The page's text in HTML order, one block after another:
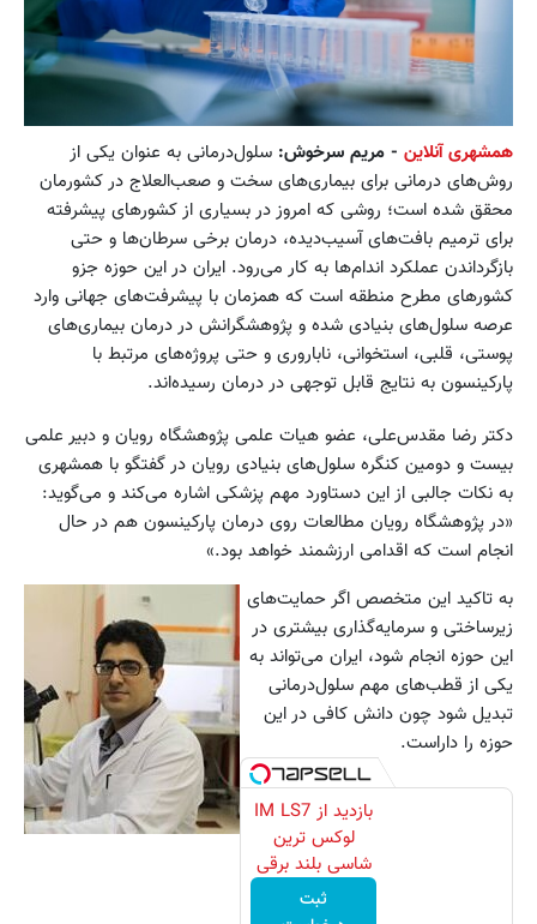
همشهری آنلاین - مریم سرخوش: سلول‌درمانی به عنوان یکی از
روش‌های درمانی برای بیماری‌های سخت و صعب‌العلاج در کشورمان
محقق شده است؛ روشی که امروز در بسیاری از کشورهای پیشرفته
برای ترمیم بافت‌های آسیب‌دیده، درمان برخی سرطان‌ها و حتی
بازگرداندن عملکرد اندام‌ها به کار می‌رود. ایران در این حوزه جزو
کشورهای مطرح منطقه است که همزمان با پیشرفت‌های جهانی وارد
عرصه سلول‌های بنیادی شده و پژوهشگرانش در درمان بیماری‌های
پوستی، قلبی، استخوانی، ناباروری و حتی پروژه‌های مرتبط با
پارکینسون به نتایج قابل توجهی در درمان رسیده‌اند.
دکتر رضا مقدس‌علی، عضو هیات علمی پژوهشگاه رویان و دبیر علمی
بیست و دومین کنگره‌ سلول‌های بنیادی رویان در گفتگو با همشهری
به نکات جالبی از این دستاورد مهم پزشکی اشاره می‌کند و می‌گوید:
«در پژوهشگاه رویان مطالعات روی درمان پارکینسون هم در حال
انجام است که اقدامی ارزشمند خواهد بود.»
به تاکید این متخصص اگر حمایت‌های
زیرساختی و سرمایه‌گذاری بیشتری در
این حوزه انجام شود، ایران می‌تواند به
یکی از قطب‌های مهم سلول‌درمانی
تبدیل شود چون دانش کافی در این
حوزه را داراست.
بازدید از IM LS7
لوکس ترین
شاسی بلند برقی
ایران در باشگاه
انقلاب
ثبت